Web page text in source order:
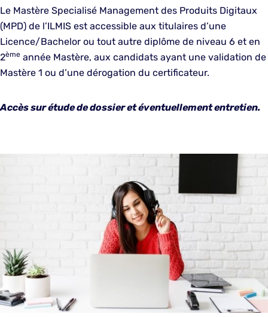
Le Mastère Specialisé Management des Produits Digitaux
(MPD) de l’ILMIS est accessible aux titulaires d’une
Licence/Bachelor ou tout autre diplôme de niveau 6 et en
2ème année Mastère, aux candidats ayant une validation de
Mastère 1 ou d’une dérogation du certificateur.
Accès sur étude de dossier et éventuellement entretien.